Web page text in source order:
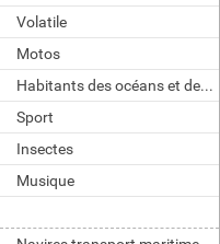
Volatile
Motos
Habitants des océans et des rivières
Sport
Insectes
Musique